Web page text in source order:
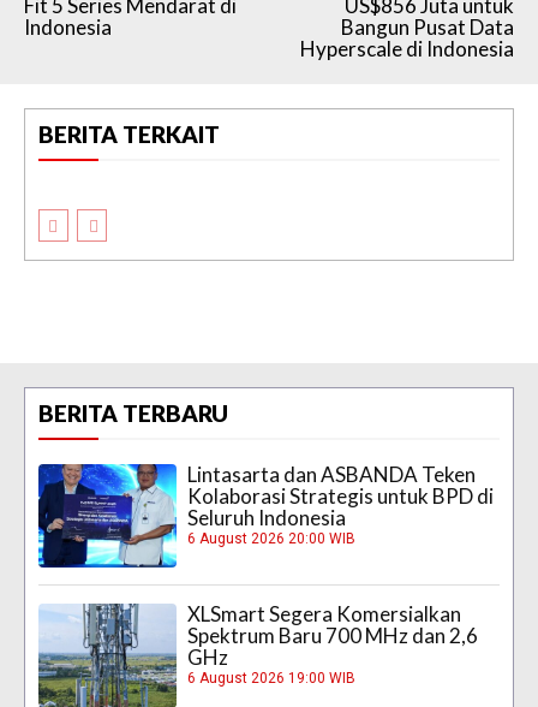
Fit 5 Series Mendarat di
Indonesia
US$856 Juta untuk
Bangun Pusat Data
Hyperscale di Indonesia
BERITA TERKAIT
BERITA TERBARU
Lintasarta dan ASBANDA Teken
Kolaborasi Strategis untuk BPD di
Seluruh Indonesia
6 August 2026 20:00 WIB
XLSmart Segera Komersialkan
Spektrum Baru 700 MHz dan 2,6
GHz
6 August 2026 19:00 WIB